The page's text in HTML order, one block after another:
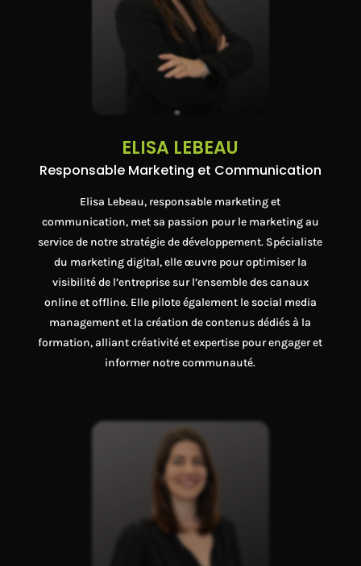
ELISA LEBEAU
Responsable Marketing et Communication
Elisa Lebeau, responsable marketing et
communication, met sa passion pour le marketing au
service de notre stratégie de développement. Spécialiste
du marketing digital, elle œuvre pour optimiser la
visibilité de l’entreprise sur l’ensemble des canaux
online et offline. Elle pilote également le social media
management et la création de contenus dédiés à la
formation, alliant créativité et expertise pour engager et
informer notre communauté.